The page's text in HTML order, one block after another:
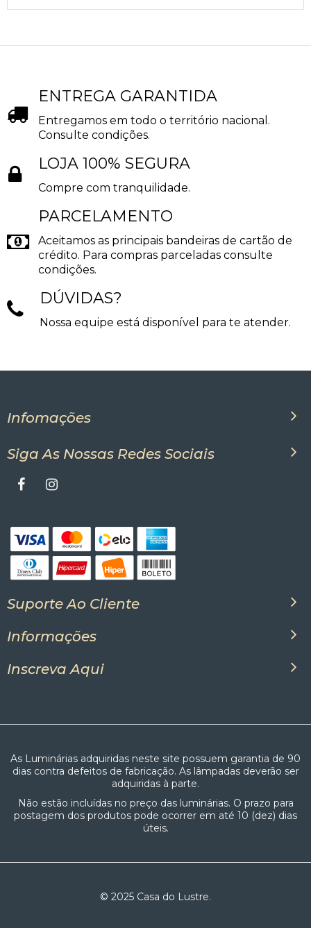
ENTREGA GARANTIDA
Entregamos em todo o território nacional.
Consulte condições.
LOJA 100% SEGURA
Compre com tranquilidade.
PARCELAMENTO
Aceitamos as principais bandeiras de cartão de
crédito. Para compras parceladas consulte
condições.
DÚVIDAS?
Nossa equipe está disponível para te atender.
Infomações
Siga As Nossas Redes Sociais
Suporte Ao Cliente
Informações
Inscreva Aqui
As Luminárias adquiridas neste site possuem garantia de 90
dias contra defeitos de fabricação. As lâmpadas deverão ser
adquiridas à parte.
Não estão incluídas no preço das luminárias. O prazo para
postagem dos produtos pode ocorrer em até 10 (dez) dias
úteis.
© 2025 Casa do Lustre.